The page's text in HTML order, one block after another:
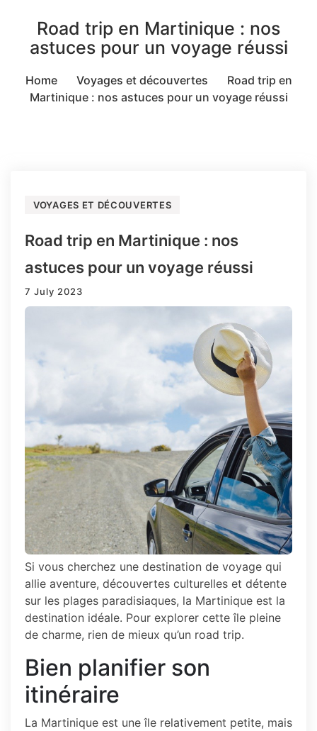
Road trip en Martinique : nos
astuces pour un voyage réussi
Home Voyages et découvertes
Road trip en
Martinique : nos astuces pour un voyage réussi
VOYAGES ET DÉCOUVERTES
Road trip en Martinique : nos
astuces pour un voyage réussi
7 July 2023
Si vous cherchez une destination de voyage qui
allie aventure, découvertes culturelles et détente
sur les plages paradisiaques, la Martinique est la
destination idéale. Pour explorer cette île pleine
de charme, rien de mieux qu’un road trip.
Bien planifier son
itinéraire
La Martinique est une île relativement petite, mais